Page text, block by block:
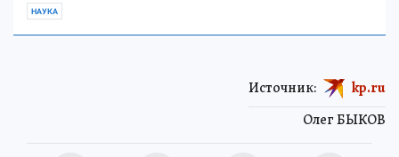
НАУКА
Олег БЫКОВ
Источник: kp.ru